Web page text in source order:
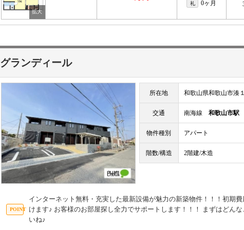
礼 0ヶ月
グランディール
所在地 和歌山県和歌山市湊
交通 南海線 和歌山市駅
物件種別 アパート
階数/構造 2階建/木造
インターネット無料・充実した最新設備が魅力の新築物件！！！初期
けます♪ お客様のお部屋探し全力でサポートします！！！ まずはどん
いね♪